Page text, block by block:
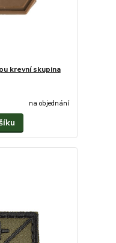
krevní skupina
na objednání